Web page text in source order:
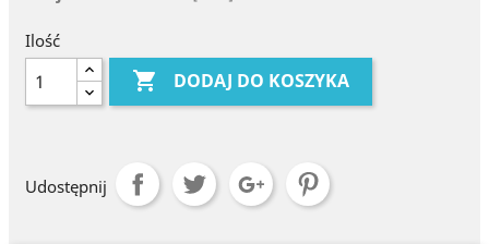
Ilość
 DODAJ DO KOSZYKA
Udostępnij